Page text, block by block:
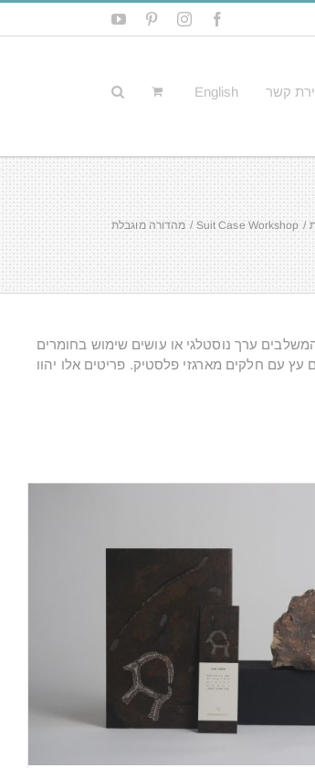
Facebook
Instagram
Pinterest
YouTube
קשר English
Suit Case Workshop מהדורה מוגבלת
ערך נוסטלגי או עושים שימוש בחומרים
עם חלקים מארגזי פלסטיק. פריטים אלו יהוו